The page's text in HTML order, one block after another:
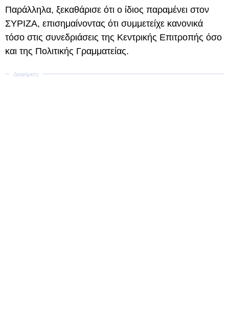
Παράλληλα, ξεκαθάρισε ότι ο ίδιος παραμένει στον
ΣΥΡΙΖΑ, επισημαίνοντας ότι συμμετείχε κανονικά
τόσο στις συνεδριάσεις της Κεντρικής Επιτροπής όσο
και της Πολιτικής Γραμματείας.